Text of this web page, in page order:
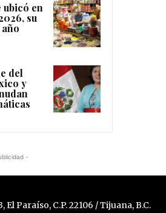
ubicó en
su
del
y
-
El Paraíso, C.P. 22106 / Tijuana, B.C.